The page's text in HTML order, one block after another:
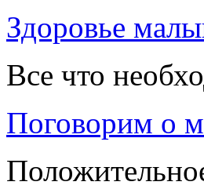
Здоровье
Все что
Поговорим о